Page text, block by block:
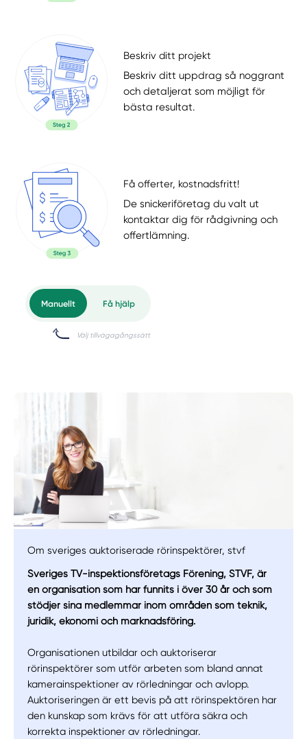
Beskriv ditt projekt
Beskriv ditt uppdrag så noggrant
och detaljerat som möjligt för
bästa resultat.
Få offerter, kostnadsfritt!
De snickeriföretag du valt ut
kontaktar dig för rådgivning och
offertlämning.
Manuellt Få hjälp
Om sveriges auktoriserade rörinspektörer, stvf
Sveriges TV-inspektionsföretags Förening, STVF, är
en organisation som har funnits i över 30 år och som
stödjer sina medlemmar inom områden som teknik,
juridik, ekonomi och marknadsföring.
Organisationen utbildar och auktoriserar
rörinspektörer som utför arbeten som bland annat
kamerainspektioner av rörledningar och avlopp.
Auktoriseringen är ett bevis på att rörinspektören har
den kunskap som krävs för att utföra säkra och
korrekta inspektioner av rörledningar.